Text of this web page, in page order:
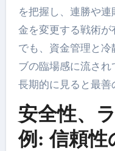
を把握し、連勝や
金を変更する戦術
でも、資金管理と冷
ブの臨場感に流さ
長期的に見ると最善
安全性、
例: 信頼性